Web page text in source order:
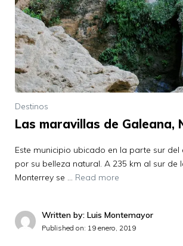
Destinos
Las maravillas de Galeana,
Este municipio ubicado en la parte sur
por su belleza natural. A 235 km al sur de
Monterrey se … Read more
Written by: Luis Montemayor
Published on: 19 enero, 2019